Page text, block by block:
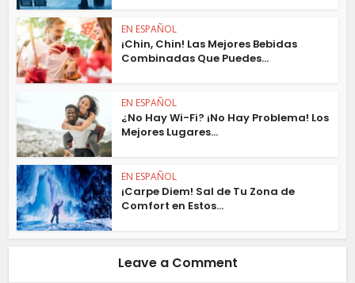
EN ESPAÑOL
¡Chin, Chin! Las Mejores Bebidas
Combinadas Que Puedes...
EN ESPAÑOL
¿No Hay Wi-Fi? ¡No Hay Problema! Los
Mejores Lugares...
EN ESPAÑOL
¡Carpe Diem! Sal de Tu Zona de
Comfort en Estos...
Leave a Comment